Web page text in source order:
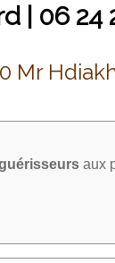
| 06 24
Mr
aux